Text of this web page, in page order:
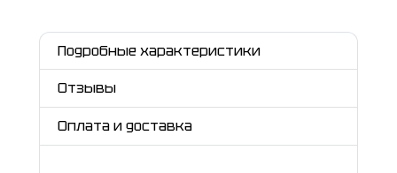
Подробные характеристики
Отзывы
Оплата и доставка